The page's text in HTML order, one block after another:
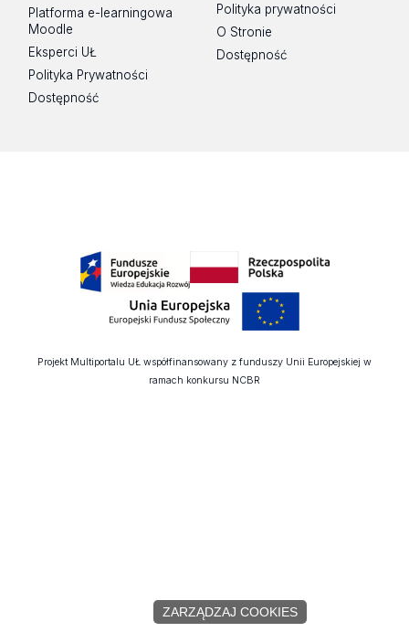
Platforma e-learningowa
Moodle
Eksperci UŁ
Polityka Prywatności
Dostępność
Polityka prywatności
O Stronie
Dostępność
Projekt Multiportalu UŁ współfinansowany z funduszy Unii Europejskiej w
ramach konkursu NCBR
ZARZĄDZAJ COOKIES